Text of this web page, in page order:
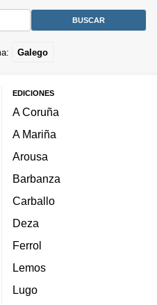
Galego
EDICIONES
A Coruña
A Mariña
Arousa
Barbanza
Carballo
Deza
Ferrol
Lemos
Lugo